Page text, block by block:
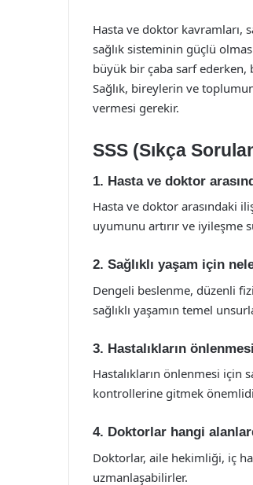
Hasta ve doktor kavramları,
sağlık sisteminin güçlü
büyük bir çaba sarf ederken,
Sağlık, bireylerin ve
vermesi gerekir.
SSS (Sıkça
1. Hasta ve doktor
Hasta ve doktor arasındaki
uyumunu artırır ve iyileşme
2. Sağlıklı yaşam için
Dengeli beslenme, düzenli
sağlıklı yaşamın temel
3. Hastalıkların
Hastalıkların önlenmesi için
kontrollerine gitmek
4. Doktorlar hangi
Doktorlar, aile hekimliği, iç
uzmanlaşabilirler.